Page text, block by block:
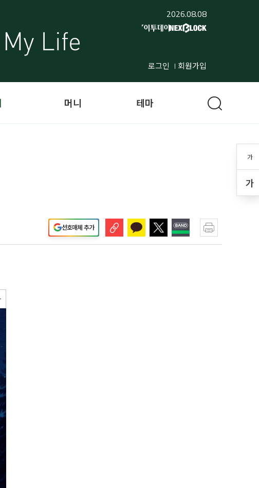
2026.08.08
로그인 회원가입
가
가
머니 테마
선호매체 추가